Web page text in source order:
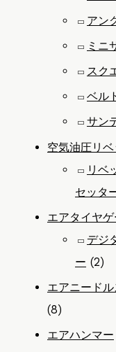
アン
ミニ
スク
ベル
サン
空気油圧リ
リベ
セッタ
エアタイヤ
デジ
ー (2)
エアニード
(8)
エアハンマー